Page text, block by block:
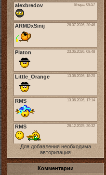
Для добавления необходима
авторизация
Комментарии